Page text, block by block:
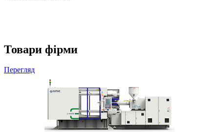
Товари фірми
Перегляд